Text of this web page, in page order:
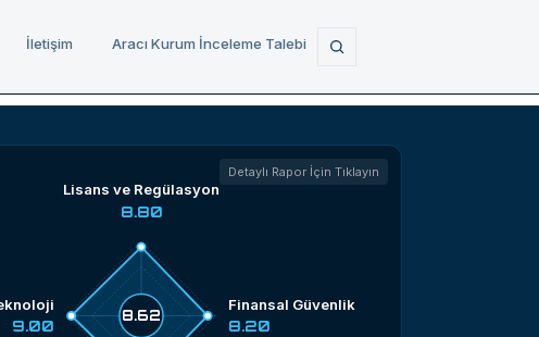
İletişim Aracı Kurum İnceleme Talebi
Detaylı Rapor İçin Tıklayın
8.62
Lisans ve Regülasyon
8.80
Finansal Güvenlik
8.20
9.00